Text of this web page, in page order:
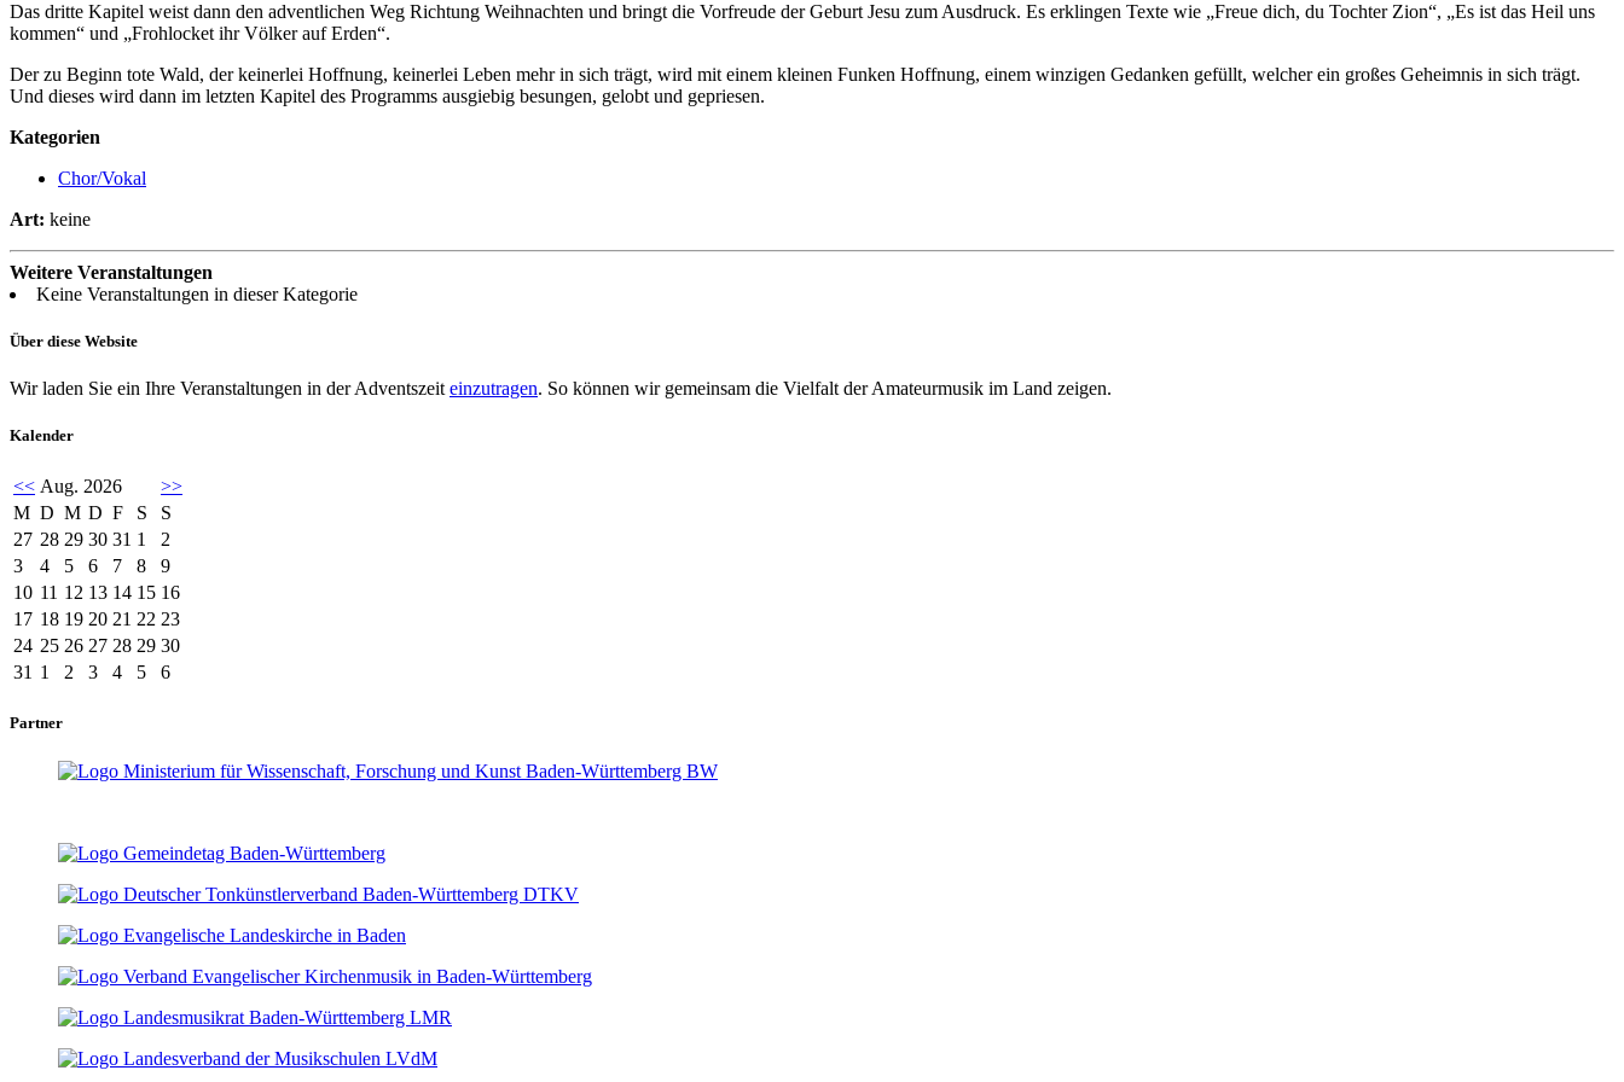
Das dritte Kapitel weist dann den adventlichen Weg Richtung Weihnachten und bringt die Vorfreude der Geburt Jesu zum Ausdruck. Es erklingen Texte wie „Freue dich, du Tochter Zion“, „Es ist das Heil uns
kommen“ und „Frohlocket ihr Völker auf Erden“.
Der zu Beginn tote Wald, der keinerlei Hoffnung, keinerlei Leben mehr in sich trägt, wird mit einem kleinen Funken Hoffnung, einem winzigen Gedanken gefüllt, welcher ein großes Geheimnis in sich trägt.
Und dieses wird dann im letzten Kapitel des Programms ausgiebig besungen, gelobt und gepriesen.
Kategorien
Chor/Vokal
Art: keine
Weitere Veranstaltungen
Keine Veranstaltungen in dieser Kategorie
Über diese Website
Wir laden Sie ein Ihre Veranstaltungen in der Adventszeit einzutragen. So können wir gemeinsam die Vielfalt der Amateurmusik im Land zeigen.
Kalender
<< Aug. 2026
>>
M D M D F S
S
27 28 29 30 31 1
2
3
4 5 6 7 8
9
10 11 12 13 14 15 16
17 18 19 20 21 22 23
24 25 26 27 28 29 30
31 1 2 3 4 5 6
Partner